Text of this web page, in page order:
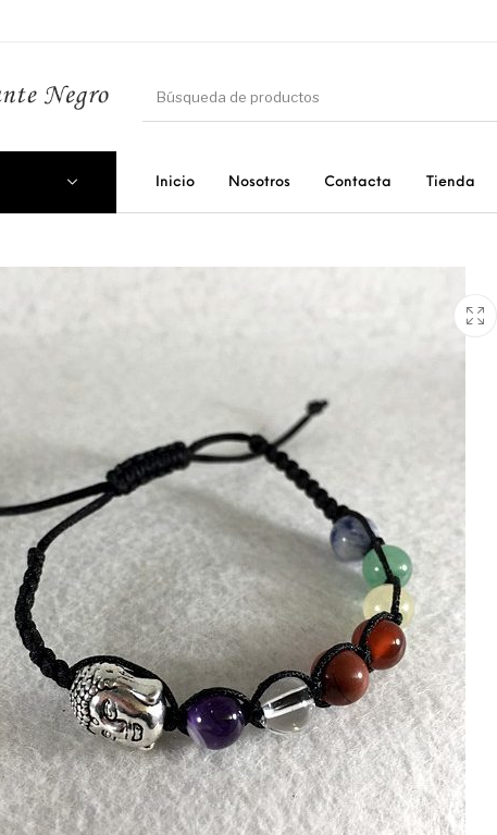
Inicio Nosotros Contacta Tienda